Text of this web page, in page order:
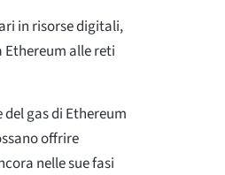
in risorse digitali,
alle reti
gas di Ethereum
offrire
nelle sue fasi